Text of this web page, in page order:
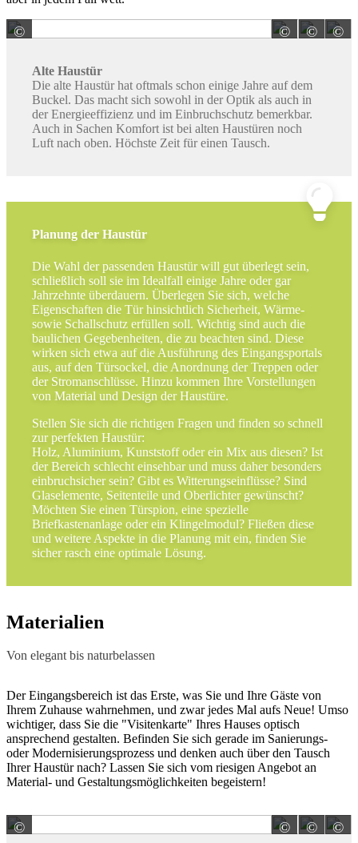
© © © ©
Alte Haustür
Die alte Haustür hat oftmals schon einige Jahre auf dem
Buckel. Das macht sich sowohl in der Optik als auch in
der Energieeffizienz und im Einbruchschutz bemerkbar.
Auch in Sachen Komfort ist bei alten Haustüren noch
Luft nach oben. Höchste Zeit für einen Tausch.
Planung der Haustür
Die Wahl der passenden Haustür will gut überlegt sein,
schließlich soll sie im Idealfall einige Jahre oder gar
Jahrzehnte überdauern. Überlegen Sie sich, welche
Eigenschaften die Tür hinsichtlich Sicherheit, Wärme-
sowie Schallschutz erfüllen soll. Wichtig sind auch die
baulichen Gegebenheiten, die zu beachten sind. Diese
wirken sich etwa auf die Ausführung des Eingangsportals
aus, auf den Türsockel, die Anordnung der Treppen oder
der Stromanschlüsse. Hinzu kommen Ihre Vorstellungen
von Material und Design der Haustüre.
Stellen Sie sich die richtigen Fragen und finden so schnell
zur perfekten Haustür:
Holz, Aluminium, Kunststoff oder ein Mix aus diesen? Ist
der Bereich schlecht einsehbar und muss daher besonders
einbruchsicher sein? Gibt es Witterungseinflüsse? Sind
Glaselemente, Seitenteile und Oberlichter gewünscht?
Möchten Sie einen Türspion, eine spezielle
Briefkastenanlage oder ein Klingelmodul? Fließen diese
und weitere Aspekte in die Planung mit ein, finden Sie
sicher rasch eine optimale Lösung.
Materialien
Von elegant bis naturbelassen
Der Eingangsbereich ist das Erste, was Sie und Ihre Gäste von
Ihrem Zuhause wahrnehmen, und zwar jedes Mal aufs Neue! Umso
wichtiger, dass Sie die "Visitenkarte" Ihres Hauses optisch
ansprechend gestalten. Befinden Sie sich gerade im Sanierungs-
oder Modernisierungsprozess und denken auch über den Tausch
Ihrer Haustür nach? Lassen Sie sich vom riesigen Angebot an
Material- und Gestaltungsmöglichkeiten begeistern!
© Kneer GmbH Kunststoff-Fenster und Türen© HBI
© ©